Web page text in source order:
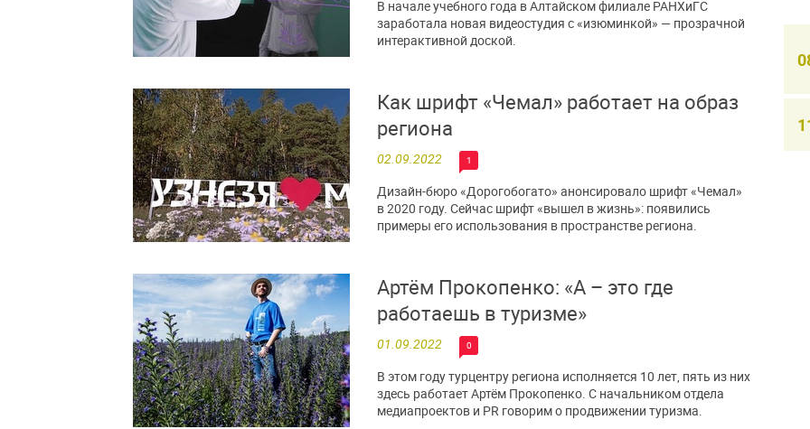
В начале учебного года в Алтайском филиале РАНХиГС
заработала новая видеостудия с «изюминкой» — прозрачной
интерактивной доской.
Как шрифт «Чемал» работает на образ
региона
02.09.2022 1
Дизайн-бюро «Дорогобогато» анонсировало шрифт «Чемал»
в 2020 году. Сейчас шрифт «вышел в жизнь»: появились
примеры его использования в пространстве региона.
Артём Прокопенко: «А – это где
работаешь в туризме»
01.09.2022 0
В этом году турцентру региона исполняется 10 лет, пять из них
здесь работает Артём Прокопенко. С начальником отдела
медиапроектов и PR говорим о продвижении туризма.